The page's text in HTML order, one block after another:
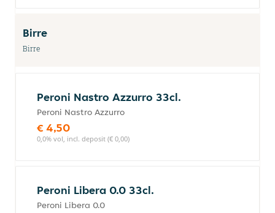
Birre
Birre
Peroni Nastro Azzurro 33cl.
Peroni Nastro Azzurro
€ 4,50
0,0% vol, incl. deposit (€ 0,00)
Peroni Libera 0.0 33cl.
Peroni Libera 0.0